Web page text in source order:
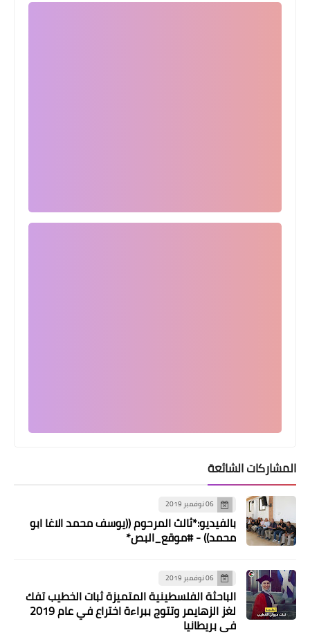
صلاة قيام الليل على أرواح الش*هداء
فلسطين في مخيم البص
المشاركات الشائعة
06 نوفمبر 2019
بالفيديو:*ثالث المرحوم ((يوسف محمد الاغا ابو
محمد)) - #موقع_البص*
06 نوفمبر 2019
الباحثة الفلسطينية المتميزة ثبات الخطيب تفك
لغز الزهايمر وتتوج ببراءة اختراع في عام 2019
في بريطانيا